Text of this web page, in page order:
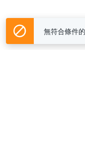
無符合條件